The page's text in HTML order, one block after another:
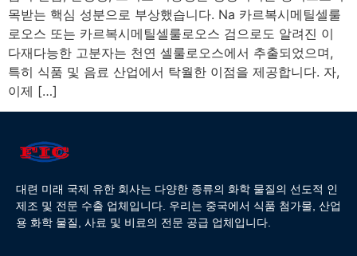
목받는 핵심 성분으로 부상했습니다. Na 카르복시메틸셀룰
로오스 또는 카르복시메틸셀룰로오스 검으로도 알려진 이
다재다능한 고분자는 천연 셀룰로오스에서 추출되었으며,
특히 식품 및 음료 산업에서 탁월한 이점을 제공합니다. 자,
이제 […]
대련 미래 국제 유한 회사는 다양한 종류의 화학 물질의 선도적 인
제조 및 전문 수출 업체입니다. 우리는 중국에서 식품 첨가물, 산업
용 화학 물질, 사료 및 비료의 전문 공급 업체입니다.